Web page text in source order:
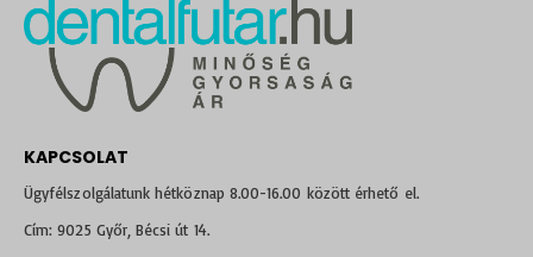
KAPCSOLAT
Ügyfélszolgálatunk hétköznap 8.00-16.00 között érhető el.
Cím: 9025 Győr, Bécsi út 14.